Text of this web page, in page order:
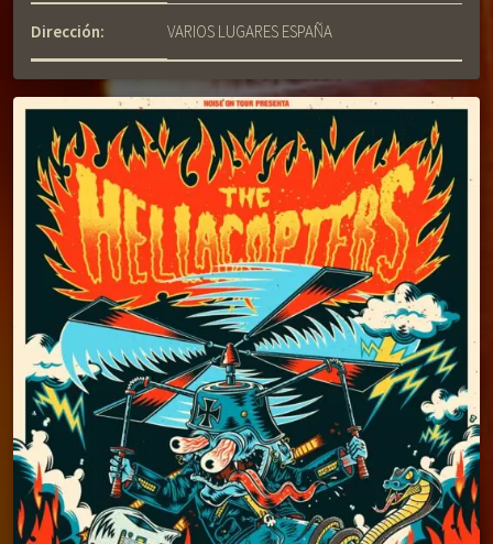
Dirección: VARIOS LUGARES ESPAÑA